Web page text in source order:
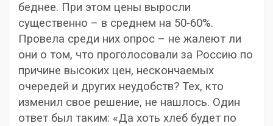
беднее. При этом цены выросли
существенно – в среднем на 50-60%.
Провела среди них опрос – не жалеют ли
они о том, что проголосовали за Россию по
причине высоких цен, нескончаемых
очередей и других неудобств? Тех, кто
изменил свое решение, не нашлось. Один
ответ был таким: «Да хоть хлеб будет по